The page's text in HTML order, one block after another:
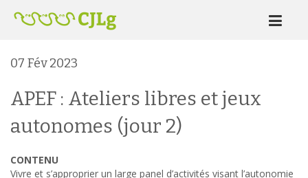
07 Fév2023
APEF : Ateliers libres et jeux
autonomes (jour 2)
CONTENU
Vivre et s’approprier un large panel d’activités visant l’autonomie